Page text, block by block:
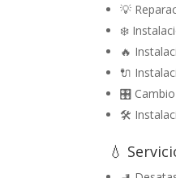
💡
❄️
🔥
🔌
🎛️ Cambio
🛠️
💧